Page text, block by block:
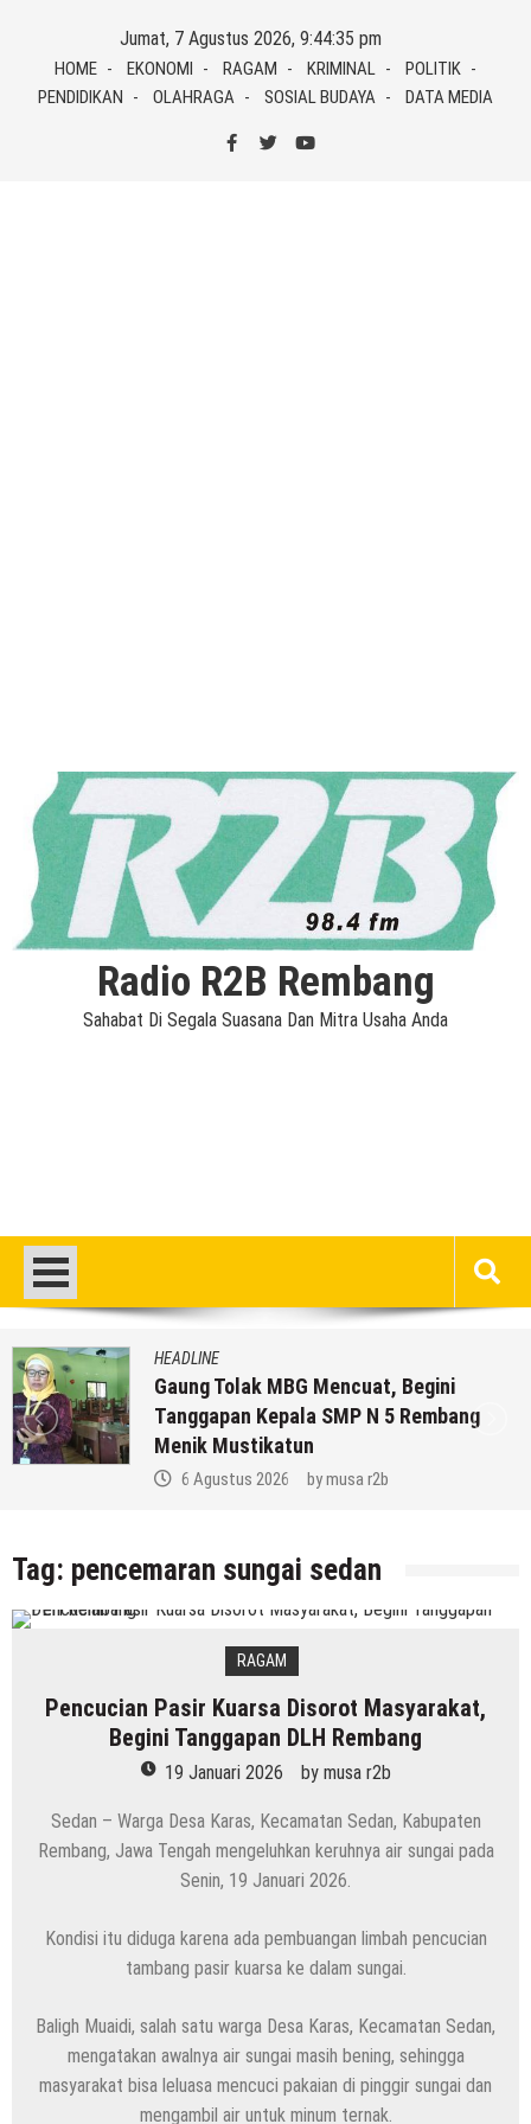
content
Jumat, 7 Agustus 2026, 9:44:35 pm
HOME EKONOMI RAGAM KRIMINAL
POLITIK
PENDIDIKAN
OLAHRAGA SOSIAL BUDAYA DATA MEDIA
Radio R2B Rembang
Sahabat Di Segala Suasana Dan Mitra Usaha Anda
Begini
N 5 Rembang
Pria Asli Rembang
Kepelatihan
6 Agustus 2026
Tag: pencemaran sungai sedan
RAGAM
Pencucian Pasir Kuarsa Disorot Masyarakat,
Begini Tanggapan DLH Rembang
19 Januari 2026 by musa r2b
Sedan – Warga Desa Karas, Kecamatan Sedan, Kabupaten
Rembang, Jawa Tengah mengeluhkan keruhnya air sungai pada
Senin, 19 Januari 2026.
Kondisi itu diduga karena ada pembuangan limbah pencucian
tambang pasir kuarsa ke dalam sungai.
Baligh Muaidi, salah satu warga Desa Karas, Kecamatan Sedan,
mengatakan awalnya air sungai masih bening, sehingga
masyarakat bisa leluasa mencuci pakaian di pinggir sungai dan
mengambil air untuk minum ternak.